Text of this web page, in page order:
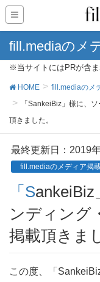
fill.mediaのメ
※当サイトにはPRが含ま
HOME
fill.mediaのメ
「SankeiBiz」様に、
頂きました。
最終更新日：2019
fill.mediaのメディア掲
「SankeiBiz」様に、ソーシャルレ
ンディング
掲載頂きま
この度、「